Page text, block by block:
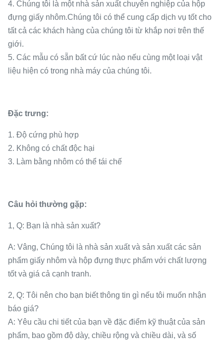
4. Chúng tôi là một nhà sản xuất chuyên nghiệp của hộp
đựng giấy nhôm.Chúng tôi có thể cung cấp dịch vụ tốt cho
tất cả các khách hàng của chúng tôi từ khắp nơi trên thế
giới.
5. Các mẫu có sẵn bất cứ lúc nào nếu cùng một loại vật
liệu hiện có trong nhà máy của chúng tôi.
Đặc trưng:
1. Độ cứng phù hợp
2. Không có chất độc hại
3. Làm bằng nhôm có thể tái chế
Câu hỏi thường gặp:
1, Q: Bạn là nhà sản xuất?
A: Vâng, Chúng tôi là nhà sản xuất và sản xuất các sản
phẩm giấy nhôm và hộp đựng thực phẩm với chất lượng
tốt và giá cả cạnh tranh.
2, Q: Tôi nên cho bạn biết thông tin gì nếu tôi muốn nhận
báo giá?
A: Yêu cầu chi tiết của bạn về đặc điểm kỹ thuật của sản
phẩm, bao gồm độ dày, chiều rộng và chiều dài, và số